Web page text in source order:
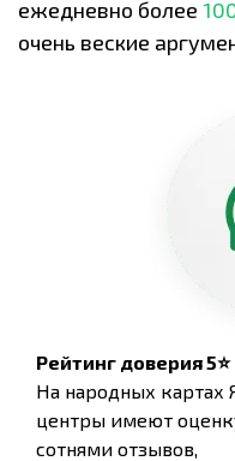
ежедневно более
очень веские
Рейтинг доверия 5⭐
На народных картах
центры имеют
сотнями отзывов,